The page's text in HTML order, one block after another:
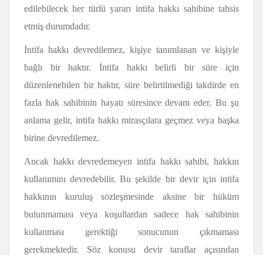
edilebilecek her türlü yararı intifa hakkı sahibine tahsis
etmiş durumdadır.
İntifa hakkı devredilemez, kişiye tanımlanan ve kişiyle
bağlı bir haktır. İntifa hakkı belirli bir süre için
düzenlenebilen bir haktır, süre belirtilmediği takdirde en
fazla hak sahibinin hayatı süresince devam eder. Bu şu
anlama gelir, intifa hakkı mirasçılara geçmez veya başka
birine devredilemez.
Ancak hakkı devredemeyen intifa hakkı sahibi, hakkın
kullanımını devredebilir. Bu şekilde bir devir için intifa
hakkının kuruluş sözleşmesinde aksine bir hüküm
bulunmaması veya koşullardan sadece hak sahibinin
kullanması gerektiği sonucunun çıkmaması
gerekmektedir. Söz konusu devir taraflar açısından